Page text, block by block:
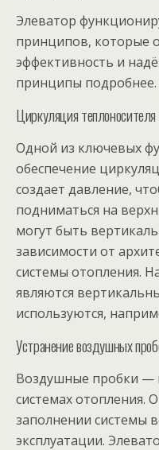
Элеватор
принципов, которые
эффективность и
принципы подробнее.
Циркуляция теплоносителя
Одной из ключевых
обеспечение
создает давление,
подниматься на
могут быть
зависимости от
системы отопления.
являются
используются,
Устранение воздушных
Воздушные пробки —
системах отопления.
заполнении системы
эксплуатации.